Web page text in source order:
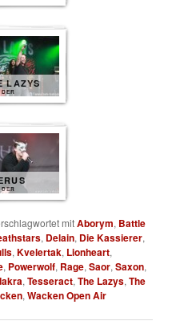
LAZYS
mitAborym, Battle
, Delain, Die Kassierer,
,Kvelertak, Lionheart,
, Powerwolf, Rage,Saor,Saxon,
,Tesseract,The Lazys,The
,Wacken Open Air